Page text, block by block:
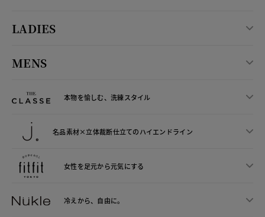
LADIES
MENS
本物を愉しむ、洗練スタイル
名品素材×立体裁断仕立てのハイエンドライン
女性を足元から元気にする
冷えから、 自由に。